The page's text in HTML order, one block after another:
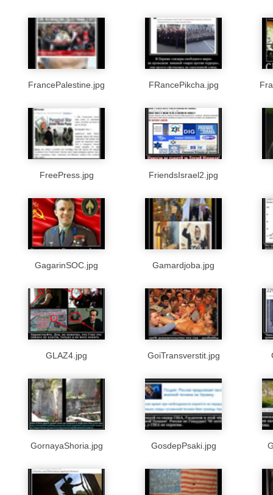
FrancePalestine.jpg FRancePikcha.jpg
FreePress.jpg FriendsIsrael2.jpg
GagarinSOC.jpg Gamardjoba.jpg
GLAZ4.jpg GoiTransverstit.jpg
GornayaShoria.jpg GosdepPsaki.jpg